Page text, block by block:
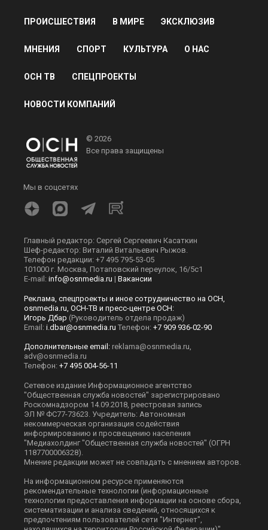
ПРОИСШЕСТВИЯ В МИРЕ ЭКСКЛЮЗИВ
МНЕНИЯ СПОРТ КУЛЬТУРА О НАС
ОСН ТВ СПЕЦПРОЕКТЫ
НОВОСТИ КОМПАНИЙ
© 2026
Все права защищены
Мы в соцсетях
Главный редактор: Сергей Сергеевич Касаткин
Шеф-редактор: Виталий Витальевич Рыжов.
Телефон редакции: +7 495 795-53-05
101000 г. Москва, Потаповский переулок, 16/5с1
E-mail: info@osnmedia.ru | Вакансии
Реклама, спецпроекты и иное сотрудничество на ОСН,
osnmedia.ru, ОСН-ТВ и пресс-центре ОСН:
Игорь Дбар (Руководитель отдела продаж)
Email: i.dbar@osnmedia.ru Телефон: +7 909 936-02-90
Дополнительные email: reklama@osnmedia.ru,
adv@osnmedia.ru
Телефон: +7 495 004-56-11
Сетевое издание Информационное агентство
"Общественная служба новостей" зарегистрировано
Роскомнадзором 14.09.2018, реестровая запись
ЭЛ № ФС77-73623. Учредитель: Автономная
некоммерческая организация содействия
информированию и просвещению населения
"Медиахолдинг "Общественная служба новостей" (ОГРН
1187700006328).
Мнение редакции может не совпадать с мнением авторов.
На информационном ресурсе применяются
рекомендательные технологии (информационные
технологии предоставления информации на основе сбора,
систематизации и анализа сведений, относящихся к
предпочтениям пользователей сети "Интернет",